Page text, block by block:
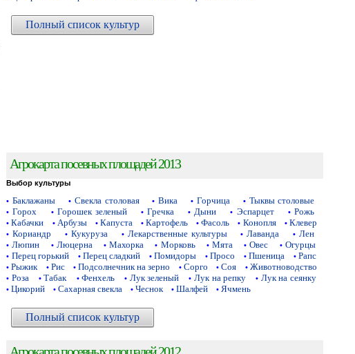
Полный список культур
Агрокарта посевных площадей 2013
Выбор культуры
• Баклажаны • Свекла столовая • Вика • Горчица • Тыквы столовые
• Горох • Горошек зеленый • Гречка • Дыни • Эспарцет • Рожь
• Кабачки • Арбузы • Капуста • Картофель • Фасоль • Конопля • Клевер
• Кориандр • Кукуруза • Лекарственные культуры • Лаванда • Лен
• Люпин • Люцерна • Махорка • Морковь • Мята • Овес • Огурцы
• Перец горький • Перец сладкий • Помидоры • Просо • Пшеница • Рапс
• Рыжик • Рис • Подсолнечник на зерно • Сорго • Соя • Животноводство
• Роза • Табак • Фенхель • Лук зеленый • Лук на репку • Лук на сеянку
• Цикорий • Сахарная свекла • Чеснок • Шалфей • Ячмень
Полный список культур
Агрокарта посевных площадей 2012